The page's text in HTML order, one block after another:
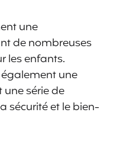
une
de nombreuses
les enfants.
une
série de
sécurité et le bien-